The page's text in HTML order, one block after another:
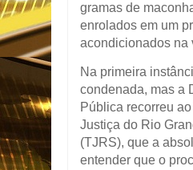
gramas de
enrolados em um
acondicionados na
Na primeira
condenada, mas a
Pública recorreu
Justiça do Rio
(TJRS), que a
entender que o